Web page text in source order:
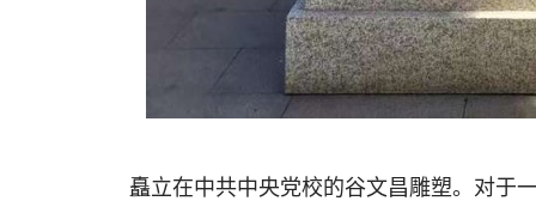
矗立在中共中央党校的谷文昌雕塑。对于一